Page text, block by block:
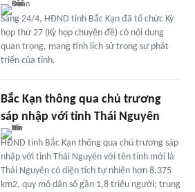
Sáng 24/4, HĐND tỉnh Bắc Kạn đã tổ chức Kỳ
họp thứ 27 (Kỳ họp chuyên đề) có nội dung
quan trọng, mang tính lịch sử trong sự phát
triển của tỉnh.
Bắc Kạn thông qua chủ trương
sáp nhập với tỉnh Thái Nguyên
HĐND tỉnh Bắc Kạn thông qua chủ trương sáp
nhập với tỉnh Thái Nguyên với tên tỉnh mới là
Thái Nguyên có diện tích tự nhiên hơn 8.375
km2, quy mô dân số gần 1,8 triệu người; trung